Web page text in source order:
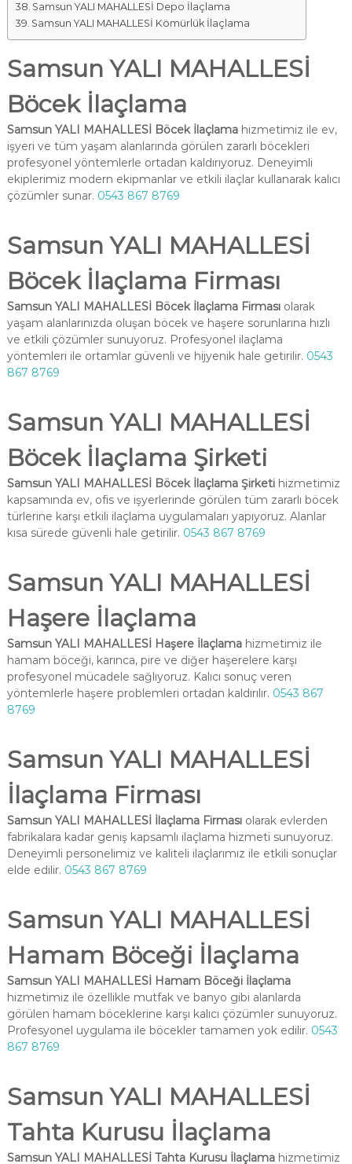
Samsun YALI MAHALLESİ Depo İlaçlama
Samsun YALI MAHALLESİ Kömürlük İlaçlama
Samsun YALI MAHALLESİ
Böcek İlaçlama
Samsun YALI MAHALLESİ Böcek İlaçlamahizmetimiz ile ev,
işyeri ve tüm yaşam alanlarında görülen zararlı böcekleri
profesyonel yöntemlerle ortadan kaldırıyoruz. Deneyimli
ekiplerimiz modern ekipmanlar ve etkili ilaçlar kullanarak kalıcı
çözümler sunar. 0543 867 8769
Samsun YALI MAHALLESİ
Böcek İlaçlama Firması
Samsun YALI MAHALLESİ Böcek İlaçlama Firmasıolarak
yaşam alanlarınızda oluşan böcek ve haşere sorunlarına hızlı
ve etkili çözümler sunuyoruz. Profesyonel ilaçlama
yöntemleri ile ortamlar güvenli ve hijyenik hale getirilir. 0543
867 8769
Samsun YALI MAHALLESİ
Böcek İlaçlama Şirketi
Samsun YALI MAHALLESİ Böcek İlaçlama Şirketihizmetimiz
kapsamında ev, ofis ve işyerlerinde görülen tüm zararlı böcek
türlerine karşı etkili ilaçlama uygulamaları yapıyoruz. Alanlar
kısa sürede güvenli hale getirilir. 0543 867 8769
Samsun YALI MAHALLESİ
Haşere İlaçlama
Samsun YALI MAHALLESİ Haşere İlaçlamahizmetimiz ile
hamam böceği, karınca, pire ve diğer haşerelere karşı
profesyonel mücadele sağlıyoruz. Kalıcı sonuç veren
yöntemlerle haşere problemleri ortadan kaldırılır. 0543 867
8769
Samsun YALI MAHALLESİ
İlaçlama Firması
Samsun YALI MAHALLESİ İlaçlama Firmasıolarak evlerden
fabrikalara kadar geniş kapsamlı ilaçlama hizmeti sunuyoruz.
Deneyimli personelimiz ve kaliteli ilaçlarımız ile etkili sonuçlar
elde edilir. 0543 867 8769
Samsun YALI MAHALLESİ
Hamam Böceği İlaçlama
Samsun YALI MAHALLESİ Hamam Böceği İlaçlama
hizmetimiz ile özellikle mutfak ve banyo gibi alanlarda
görülen hamam böceklerine karşı kalıcı çözümler sunuyoruz.
Profesyonel uygulama ile böcekler tamamen yok edilir. 0543
867 8769
Samsun YALI MAHALLESİ
Tahta Kurusu İlaçlama
Samsun YALI MAHALLESİ Tahta Kurusu İlaçlamahizmetimiz